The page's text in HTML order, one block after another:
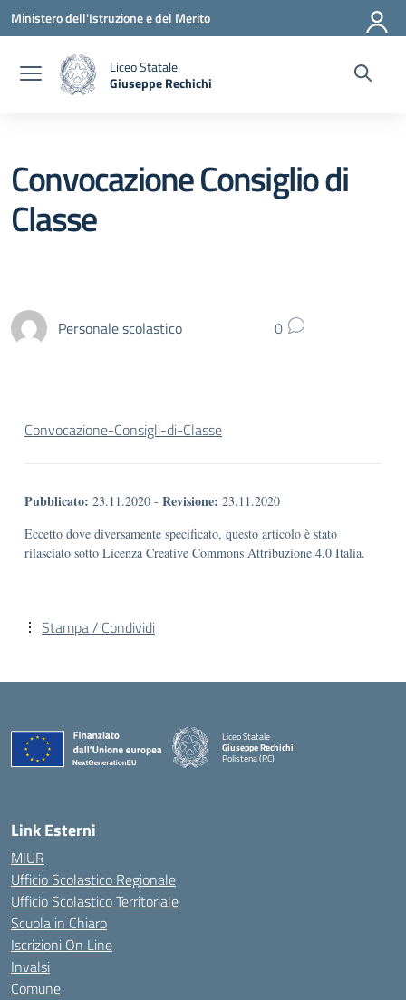
Vai ai contenuti
Vai al menu di navigazione
Vai al footer
Ministero dell'Istruzione e del Merito
Liceo Statale
Giuseppe Rechichi
Convocazione Consiglio di
Classe
Personale scolastico 0
Convocazione-Consigli-di-Classe
Pubblicato: 23.11.2020 - Revisione: 23.11.2020
Eccetto dove diversamente specificato, questo articolo è stato
rilasciato sotto Licenza Creative Commons Attribuzione 4.0 Italia.
Stampa / Condividi
Liceo Statale
Giuseppe Rechichi
Polistena (RC)
Link Esterni
MIUR
Ufficio Scolastico Regionale
Ufficio Scolastico Territoriale
Scuola in Chiaro
Iscrizioni On Line
Invalsi
Comune